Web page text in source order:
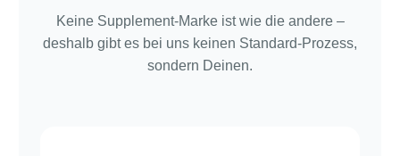
Keine Supplement-Marke ist wie die andere –
deshalb gibt es bei uns keinen Standard-Prozess,
sondern Deinen.